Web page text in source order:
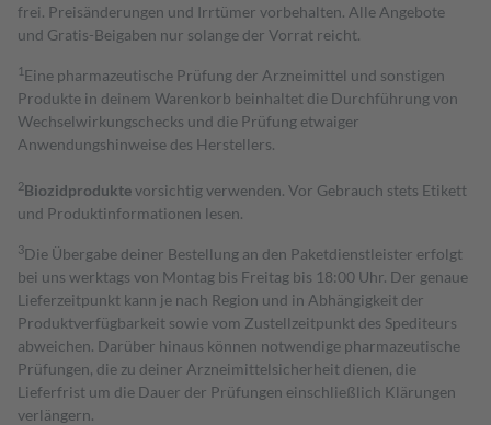
frei. Preisänderungen und Irrtümer vorbehalten. Alle Angebote
und Gratis-Beigaben nur solange der Vorrat reicht.
1 Eine pharmazeutische Prüfung der Arzneimittel und sonstigen
Produkte in deinem Warenkorb beinhaltet die Durchführung von
Wechselwirkungschecks und die Prüfung etwaiger
Anwendungshinweise des Herstellers.
2Biozidproduktevorsichtig verwenden. Vor Gebrauch stets Etikett
und Produktinformationen lesen.
3Die Übergabe deiner Bestellung an den Paketdienstleister erfolgt
bei uns werktags von Montag bis Freitag bis 18:00 Uhr. Der genaue
Lieferzeitpunkt kann je nach Region und in Abhängigkeit der
Produktverfügbarkeit sowie vom Zustellzeitpunkt des Spediteurs
abweichen. Darüber hinaus können notwendige pharmazeutische
Prüfungen, die zu deiner Arzneimittelsicherheit dienen, die
Lieferfrist um die Dauer der Prüfungen einschließlich Klärungen
verlängern.